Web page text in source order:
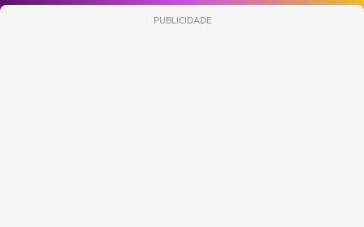
PUBLICIDADE